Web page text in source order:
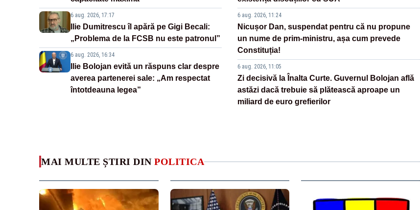
6 aug. 2026, 17:17
Ilie Dumitrescu îl apără pe Gigi Becali:
„Problema de la FCSB nu este patronul”
6 aug. 2026, 16:34
Ilie Bolojan evită un răspuns clar despre
averea partenerei sale: „Am respectat
întotdeauna legea”
6 aug. 2026, 11:24
Nicușor Dan, suspendat pentru că nu propune
un nume de prim-ministru, așa cum prevede
Constituția!
6 aug. 2026, 11:05
Zi decisivă la Înalta Curte. Guvernul Bolojan află
astăzi dacă trebuie să plătească aproape un
miliard de euro grefierilor
MAI MULTE ȘTIRI DIN POLITICA